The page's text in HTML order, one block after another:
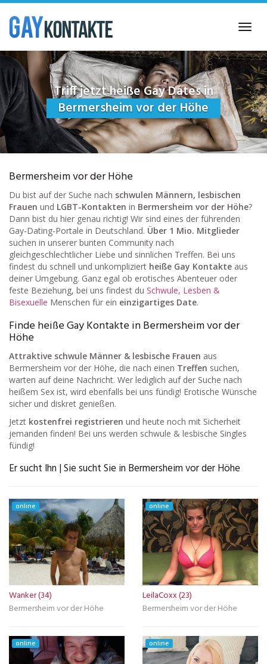
Skip
main
content
Triff jetzt heiße Gay Dates in
Bermersheim vor der Höhe
Bermersheim vor der Höhe
Du bist auf der Suche nach schwulen Männern, lesbischen
Frauen und LGBT-Kontakten in Bermersheim vor der Höhe?
Dann bist du hier genau richtig! Wir sind eines der führenden
Gay-Dating-Portale in Deutschland. Über 1 Mio. Mitglieder
suchen in unserer bunten Community nach
gleichgeschlechtlicher Liebe und sinnlichen Treffen. Bei uns
findest du schnell und unkompliziert heiße Gay Kontakte aus
deiner Umgebung. Ganz egal ob erotisches Abenteuer oder
feste Beziehung, bei uns findest du Schwule, Lesben &
Bisexuelle Menschen für ein einzigartiges Date.
Finde heiße Gay Kontakte in Bermersheim vor der
Höhe
Attraktive schwule Männer & lesbische Frauen aus
Bermersheim vor der Höhe, die nach einen Treffen suchen,
warten auf deine Nachricht. Wer lediglich auf der Suche nach
heißem Sex ist, wird ebenfalls bei uns fündig! Erotische Wünsche
sicher und diskret genießen.
Jetzt kostenfrei registrieren und heute noch mit Sicherheit
jemanden finden! Bei uns werden schwule & lesbische Singles
fündig!
Er sucht Ihn | Sie sucht Sie in Bermersheim vor der Höhe
online
Wanker (34)
Bermersheim vor der Höhe
online
LeilaCoxx (23)
Bermersheim vor der Höhe
online online